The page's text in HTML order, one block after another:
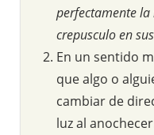
perfectamente
crepusculo en
En un sentido
que algo o
cambiar de
luz al